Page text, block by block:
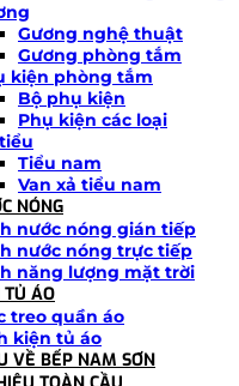
Gương nghệ thuật
Gương phòng tắm
kiện phòng tắm
Bộ phụ kiện
Phụ kiện các loại
Tiểu nam
Van xả tiểu nam
NÓNG
nước nóng gián tiếp
nước nóng trực tiếp
năng lượng mặt trời
TỦ ÁO
treo quần áo
kiện tủ áo
VỀ BẾP NAM SƠN